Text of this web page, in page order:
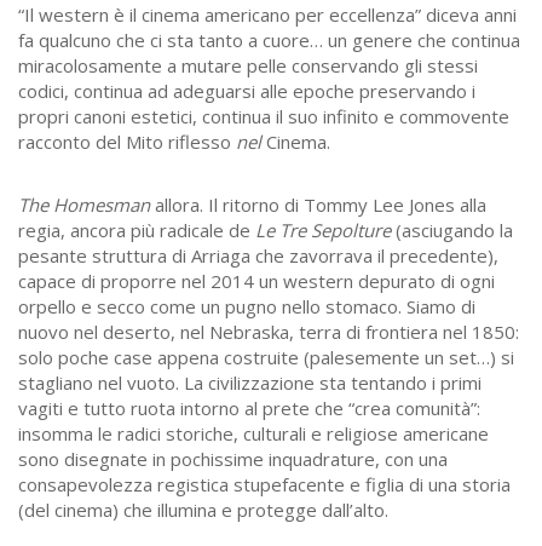
“Il western è il cinema americano per eccellenza” diceva anni
fa qualcuno che ci sta tanto a cuore… un genere che continua
miracolosamente a mutare pelle conservando gli stessi
codici, continua ad adeguarsi alle epoche preservando i
propri canoni estetici, continua il suo infinito e commovente
racconto del Mito riflesso nelCinema.
The Homesmanallora. Il ritorno di Tommy Lee Jones alla
regia, ancora più radicale de Le Tre Sepolture(asciugando la
pesante struttura di Arriaga che zavorrava il precedente),
capace di proporre nel 2014 un western depurato di ogni
orpello e secco come un pugno nello stomaco. Siamo di
nuovo nel deserto, nel Nebraska, terra di frontiera nel 1850:
solo poche case appena costruite (palesemente un set…) si
stagliano nel vuoto. La civilizzazione sta tentando i primi
vagiti e tutto ruota intorno al prete che “crea comunità”:
insomma le radici storiche, culturali e religiose americane
sono disegnate in pochissime inquadrature, con una
consapevolezza registica stupefacente e figlia di una storia
(del cinema) che illumina e protegge dall’alto.